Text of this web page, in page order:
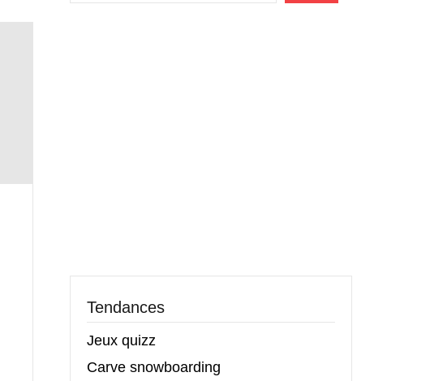
Tendances
Jeux quizz
Carve snowboarding